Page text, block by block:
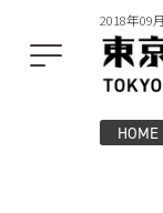
2018年09
HOME